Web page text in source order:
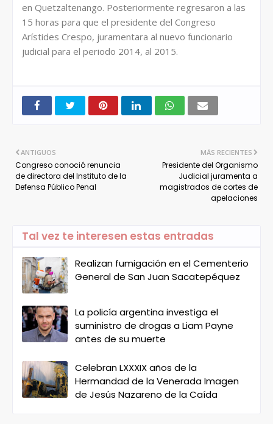
en Quetzaltenango. Posteriormente regresaron a las
15 horas para que el presidente del Congreso
Arístides Crespo, juramentara al nuevo funcionario
judicial para el periodo 2014, al 2015.
MÁS RECIENTES
Presidente del Organismo
Judicial juramenta a
magistrados de cortes de
apelaciones
ANTIGUOS
Congreso conoció renuncia
de directora del Instituto de la
Defensa Público Penal
Tal vez te interesen estas entradas
Realizan fumigación en el Cementerio
General de San Juan Sacatepéquez
La policía argentina investiga el
suministro de drogas a Liam Payne
antes de su muerte
Celebran LXXXIX años de la
Hermandad de la Venerada Imagen
de Jesús Nazareno de la Caída